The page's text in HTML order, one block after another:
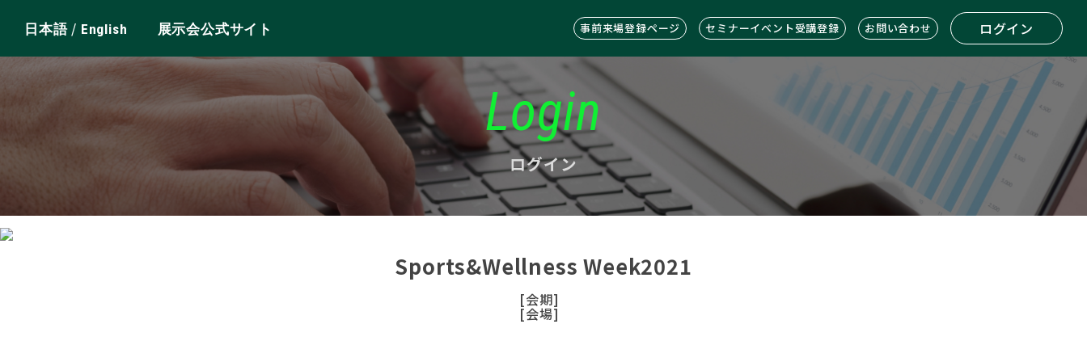
日本語/ English 展示会公式サイト 事前来場登録ページ セミナーイベント受講登録 お問い合わせ ログイン
Login
ログイン
Sports&Wellness Week2021
[会期]
[会場]